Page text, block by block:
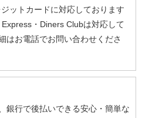
ットカードに対応しております
Express・Diners Clubは対応して
はお電話でお問い合わせくださ
銀行で後払いできる安心・簡単な